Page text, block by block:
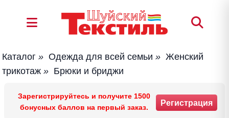
Каталог » Одежда для всей семьи » Женский
трикотаж » Брюки и бриджи
Зарегистрируйтесь и получите 1500
бонусных баллов на первый заказ.
Регистрация